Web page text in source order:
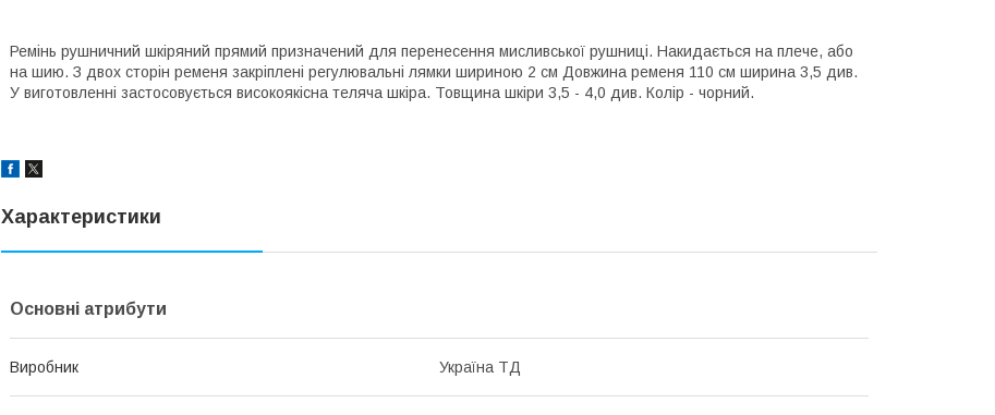
Ремінь рушничний шкіряний прямий призначений для перенесення мисливської рушниці. Накидається на плече, або
на шию. З двох сторін ременя закріплені регулювальні лямки шириною 2 см Довжина ременя 110 см ширина 3,5 див.
У виготовленні застосовується високоякісна теляча шкіра. Товщина шкіри 3,5 - 4,0 див. Колір - чорний.
Характеристики
Основні атрибути
Виробник Україна ТД